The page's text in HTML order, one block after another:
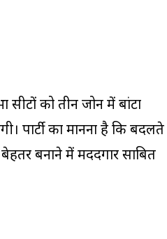
सीटों को तीन जोन में बांटा
पार्टी का मानना है कि बदलते
बनाने में मददगार साबित